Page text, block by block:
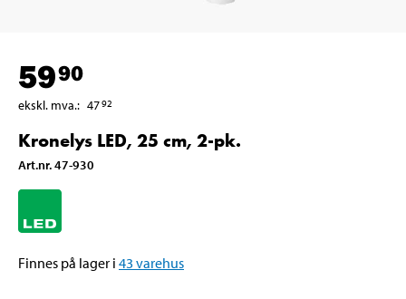
5990
ekskl. mva.: 4792
Kronelys LED, 25 cm, 2-pk.
Art.nr.47-930
Finnes på lager i 43 varehus